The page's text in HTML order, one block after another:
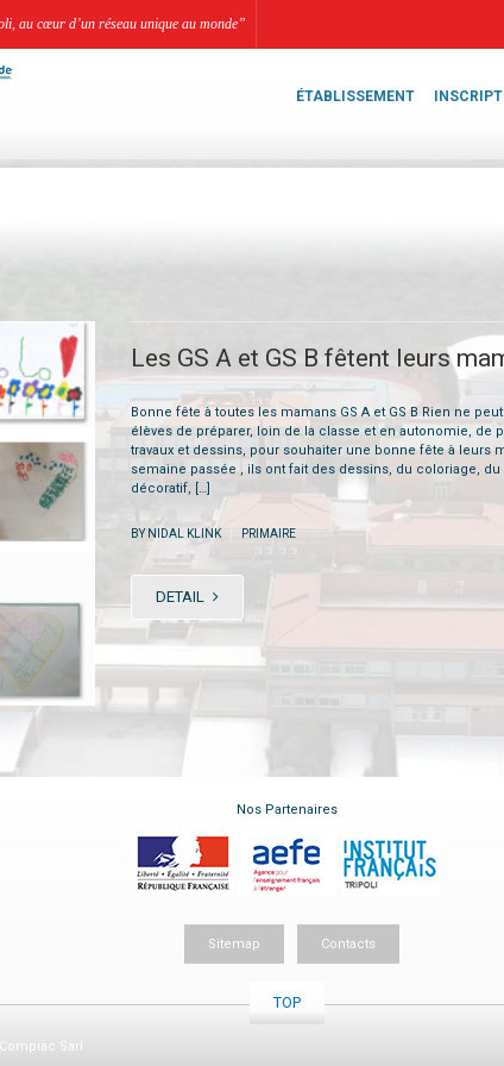
au cœur d’un réseau unique au monde”
ÉTABLISSEMENT
Les GS A et GS B fêtent leurs
Bonne fête à toutes les mamans GS A et GS B Rien ne
élèves de préparer, loin de la classe et en autonomie, de
travaux et dessins, pour souhaiter une bonne fête à leurs
semaine passée , ils ont fait des dessins, du coloriage, du
décoratif, […]
BY NIDAL KLINK PRIMAIRE
DETAIL
Nos Partenaires
Sitemap Contacts
TOP
Compiac Sarl